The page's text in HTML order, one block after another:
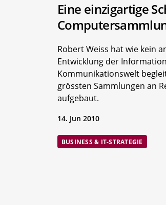
Eine einzigartige
Robert Weiss hat wie kein
Entwicklung der
Kommunikationswelt
grössten Sammlungen an
aufgebaut.
14. Jun 2010
BUSINESS & IT-STRATEGIE